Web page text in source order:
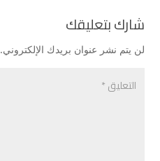
شارك بتعليقك
لن يتم نشر عنوان بريدك الإلكتروني.